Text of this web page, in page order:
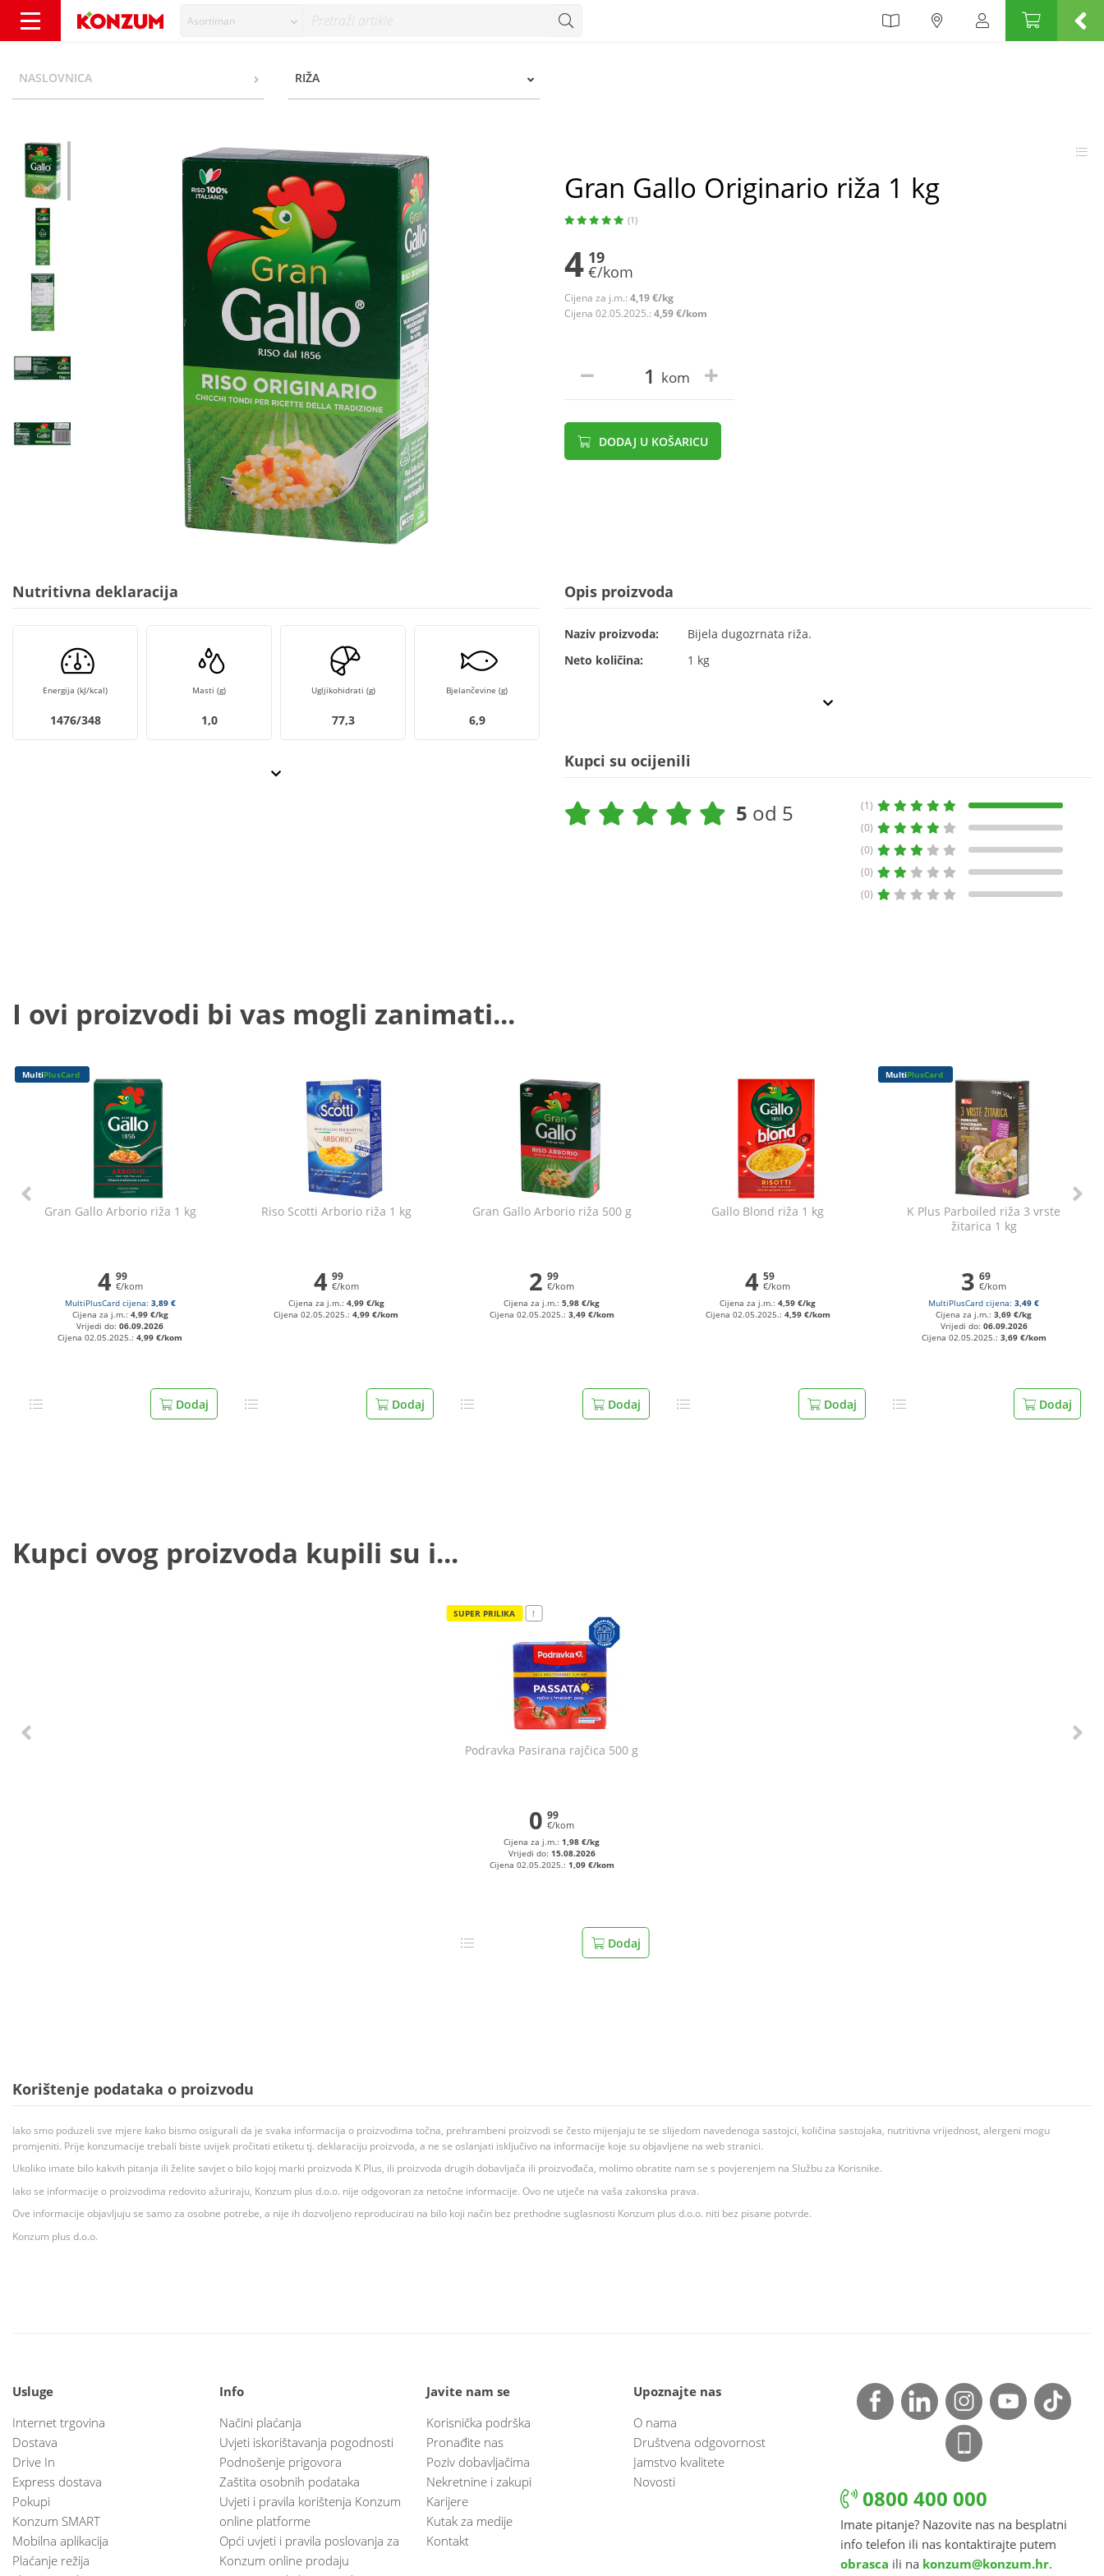
Asortiman
NASLOVNICA RIŽA
Gran Gallo Originario riža 1 kg
(1)
4 19
€/kom
Cijena za j.m.: 4,19 €/kg
Cijena 02.05.2025.: 4,59 €/kom
kom
DODAJ U KOŠARICU
Nutritivna deklaracija
Energija (kJ/kcal)
1476/348
Masti (g)
1,0
Ugljikohidrati (g)
77,3
Bjelančevine (g)
6,9
Opis proizvoda
Naziv proizvoda:
Bijela dugozrnata riža.
Neto količina:
1 kg
Kupci su ocijenili
5 od 5
(1)
(0)
(0)
(0)
(0)
I ovi proizvodi bi vas mogli zanimati...
MultiPlusCard
Gran Gallo Arborio riža 1 kg
4 99
€/kom
MultiPlusCard cijena: 3,89 €
Cijena za j.m.: 4,99 €/kg
Vrijedi do:06.09.2026
Cijena 02.05.2025.:4,99 €/kom
Dodaj
Riso Scotti Arborio riža 1 kg
4 99
€/kom
Cijena za j.m.: 4,99 €/kg
Cijena 02.05.2025.:4,99 €/kom
Dodaj
Gran Gallo Arborio riža 500 g
2 99
€/kom
Cijena za j.m.:5,98 €/kg
Cijena 02.05.2025.: 3,49 €/kom
Dodaj
Gallo Blond riža 1 kg
4 59
€/kom
Cijena za j.m.:4,59 €/kg
Cijena 02.05.2025.: 4,59 €/kom
Dodaj
MultiPlusCard
K Plus Parboiled riža 3 vrste
žitarica 1 kg
3 69
€/kom
MultiPlusCard cijena:3,49 €
Cijena za j.m.:3,69 €/kg
Vrijedi do: 06.09.2026
Cijena 02.05.2025.: 3,69 €/kom
Dodaj
Kupci ovog proizvoda kupili su i...
SUPER PRILIKA !
Podravka Pasirana rajčica 500 g
0 99
€/kom
Cijena za j.m.:1,98 €/kg
Vrijedi do: 15.08.2026
Cijena 02.05.2025.: 1,09 €/kom
Dodaj
Korištenje podataka o proizvodu
Iako smo poduzeli sve mjere kako bismo osigurali da je svaka informacija o proizvodima točna, prehrambeni proizvodi se često mijenjaju te se slijedom navedenoga sastojci, količina sastojaka, nutritivna vrijednost, alergeni mogu
promjeniti. Prije konzumacije trebali biste uvijek pročitati etiketu tj. deklaraciju proizvoda, a ne se oslanjati isključivo na informacije koje su objavljene na web stranici.
Ukoliko imate bilo kakvih pitanja ili želite savjet o bilo kojoj marki proizvoda K Plus, ili proizvoda drugih dobavljača ili proizvođača, molimo obratite nam se s povjerenjem na Službu za Korisnike.
Iako se informacije o proizvodima redovito ažuriraju, Konzum plus d.o.o. nije odgovoran za netočne informacije. Ovo ne utječe na vaša zakonska prava.
Ove informacije objavljuju se samo za osobne potrebe, a nije ih dozvoljeno reproducirati na bilo koji način bez prethodne suglasnosti Konzum plus d.o.o. niti bez pisane potvrde.
Konzum plus d.o.o.
Usluge
Internet trgovina
Dostava
Drive In
Express dostava
Pokupi
Konzum SMART
Mobilna aplikacija
Plaćanje režija
Info
Načini plaćanja
Uvjeti iskorištavanja pogodnosti
Podnošenje prigovora
Zaštita osobnih podataka
Uvjeti i pravila korištenja Konzum
online platforme
Opći uvjeti i pravila poslovanja za
Konzum online prodaju
Javite nam se
Korisnička podrška
Pronađite nas
Poziv dobavljačima
Nekretnine i zakupi
Karijere
Kutak za medije
Kontakt
Upoznajte nas
O nama
Društvena odgovornost
Jamstvo kvalitete
Novosti
0800 400 000
Imate pitanje? Nazovite nas na besplatni
info telefon ili nas kontaktirajte putem
obrasca ili na konzum@konzum.hr.